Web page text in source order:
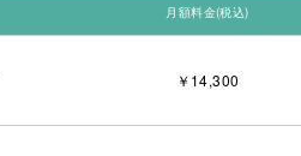
月額料金(税込)
￥14,300